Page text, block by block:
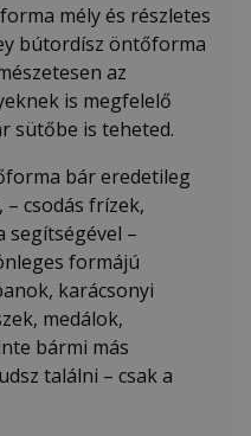
mély és részletes
bútordísz öntőforma
az
is megfelelő
sütőbe is teheted.
bár eredetileg
csodás frízek,
–
formájú
karácsonyi
medálok,
bármi más
találni – csak a